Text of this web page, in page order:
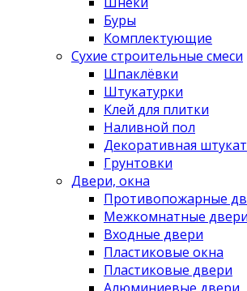
Буры
Комплектующие
Сухие строительные смеси
Шпаклёвки
Штукатурки
Клей для плитки
Наливной пол
Декоративная
Грунтовки
Двери, окна
Противопожарные
Межкомнатные двери
Входные двери
Пластиковые окна
Пластиковые двери